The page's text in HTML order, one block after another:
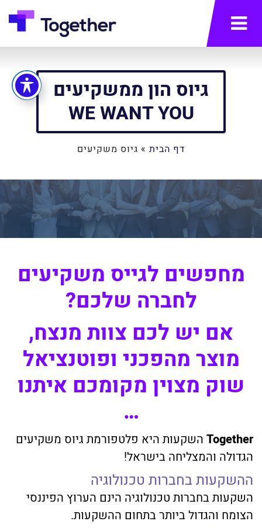
תפריט
גיוס הון ממשקיעים
WE WANT YOU
דף הבית » גיוס משקיעים
מחפשים לגייס משקיעים
לחברה שלכם?
אם יש לכם צוות מנצח,
מוצר מהפכני ופוטנציאל
שוק מצוין מקומכם איתנו
…
Together השקעות היא פלטפורמת גיוס משקיעים
הגדולה והמצליחה בישראל!
ההשקעות בחברות טכנולוגיה
השקעות בחברות טכנולוגיה הינם הערוץ הפיננסי
הצומח והגדול ביותר בתחום ההשקעות.